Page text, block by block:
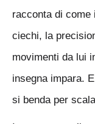
racconta di come
ciechi, la
movimenti da lui
insegna impara.
si benda per